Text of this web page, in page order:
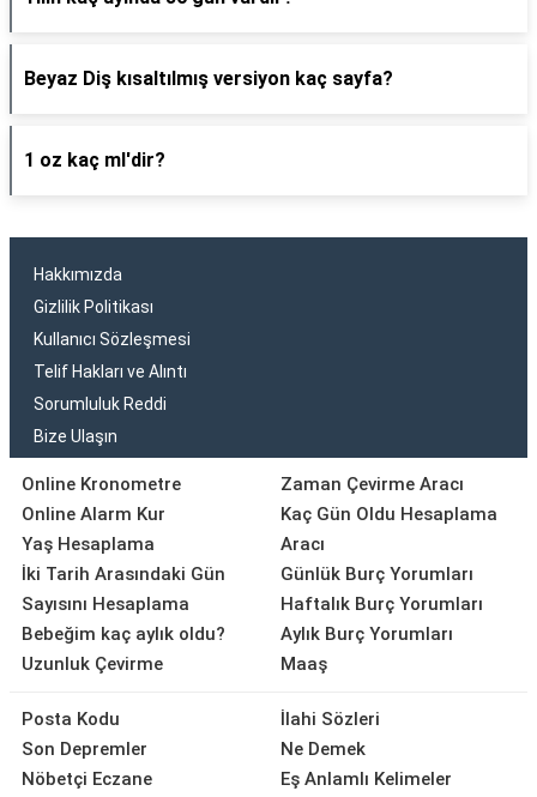
Beyaz Diş kısaltılmış versiyon kaç sayfa?
1 oz kaç ml'dir?
Hakkımızda
Gizlilik Politikası
Kullanıcı Sözleşmesi
Telif Hakları ve Alıntı
Sorumluluk Reddi
Bize Ulaşın
Online Kronometre
Online Alarm Kur
Yaş Hesaplama
İki Tarih Arasındaki Gün
Sayısını Hesaplama
Bebeğim kaç aylık oldu?
Uzunluk Çevirme
Zaman Çevirme Aracı
Kaç Gün Oldu Hesaplama
Aracı
Günlük Burç Yorumları
Haftalık Burç Yorumları
Aylık Burç Yorumları
Maaş
Posta Kodu
Son Depremler
Nöbetçi Eczane
İlahi Sözleri
Ne Demek
Eş Anlamlı Kelimeler